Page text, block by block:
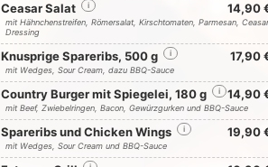
Ceasar Salat i 14,90
mit Hähnchenstreifen, Römersalat, Kirschtomaten, Parmesan, Ceasar
Dressing
Knusprige Spareribs, 500 g i 17,90
mit Wedges, Sour Cream, dazu BBQ-Sauce
Country Burger mit Spiegelei, 180 g i 14,90
mit Beef, Zwiebelringen, Bacon, Gewürzgurken und BBQ-Sauce
Spareribs und Chicken Wings i 19,90
mit Wedges, Sour Cream und BBQ-Sauce